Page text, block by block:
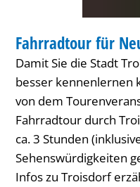
KATEGORIE: TREFFEN
Fahrradtour für
Damit Sie die Stadt
besser kennenlernen
von dem
Fahrradtour durch
ca. 3 Stunden
Sehenswürdigkeiten
Infos zu Troisdorf